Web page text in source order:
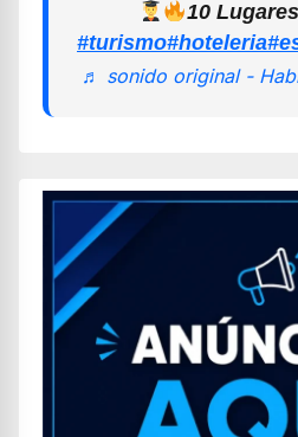
10
#turismo#hoteleria
♬ sonido original -